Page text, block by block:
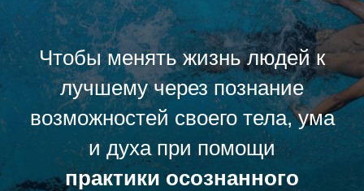
Чтобы менять жизнь людей к
лучшему через познание
возможностей своего тела, ума
и духа при помощи
практики осознанного